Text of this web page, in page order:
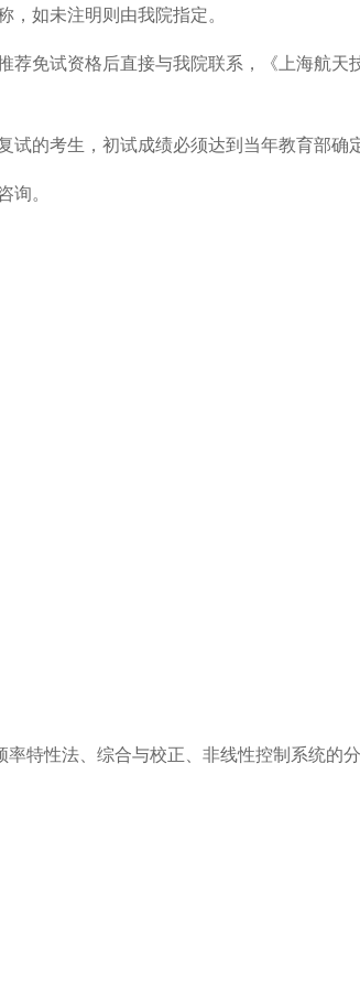
如未注明则由我院指定。
免试资格后直接与我院联系，《上海航天
的考生，初试成绩必须达到当年教育部确
。
特性法、综合与校正、非线性控制系统的